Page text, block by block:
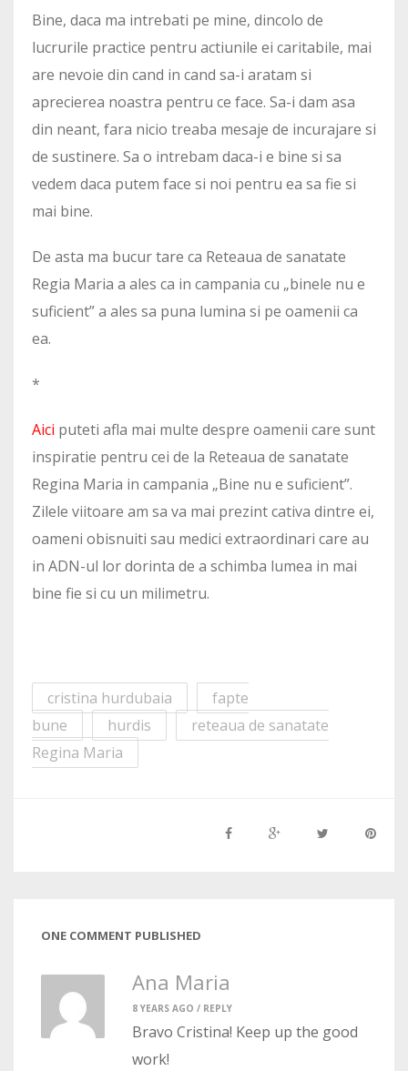
Bine, daca ma intrebati pe mine, dincolo de
lucrurile practice pentru actiunile ei caritabile, mai
are nevoie din cand in cand sa-i aratam si
aprecierea noastra pentru ce face. Sa-i dam asa
din neant, fara nicio treaba mesaje de incurajare si
de sustinere. Sa o intrebam daca-i e bine si sa
vedem daca putem face si noi pentru ea sa fie si
mai bine.
De asta ma bucur tare ca Reteaua de sanatate
Regia Maria a ales ca in campania cu „binele nu e
suficient” a ales sa puna lumina si pe oamenii ca
ea.
*
Aici puteti afla mai multe despre oamenii care sunt
inspiratie pentru cei de la Reteaua de sanatate
Regina Maria in campania „Bine nu e suficient”.
Zilele viitoare am sa va mai prezint cativa dintre ei,
oameni obisnuiti sau medici extraordinari care au
in ADN-ul lor dorinta de a schimba lumea in mai
bine fie si cu un milimetru.
cristina hurdubaia
fapte
bune
hurdis
reteaua de sanatate
Regina Maria
ONE COMMENT PUBLISHED
Ana Maria
8 YEARS AGO / REPLY
Bravo Cristina! Keep up the good
work!